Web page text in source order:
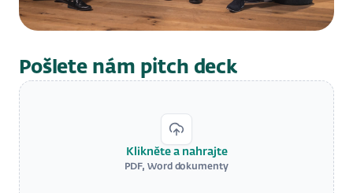
Pošlete nám pitch deck
Klikněte a nahrajte
PDF, Word dokumenty